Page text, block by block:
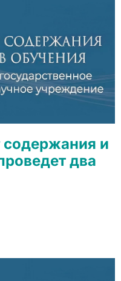
содержания и
два